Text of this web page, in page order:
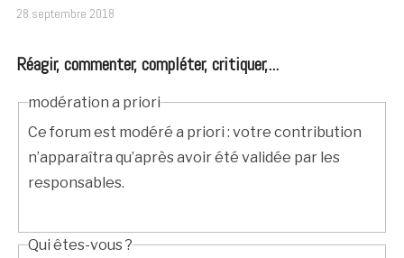
28 septembre 2018
Réagir, commenter, compléter, critiquer,...
modération a priori
Ce forum est modéré a priori : votre contribution
n’apparaîtra qu’après avoir été validée par les
responsables.
Qui êtes-vous ?